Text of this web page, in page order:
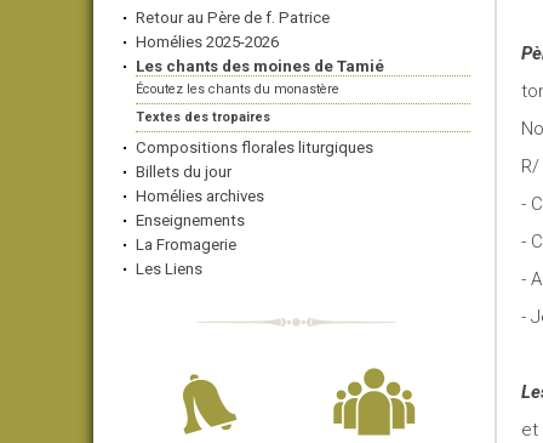
Retour au Père de f. Patrice
Homélies 2025-2026
Les chants des moines de Tamié
Écoutez les chants du monastère
Textes des tropaires
Compositions florales liturgiques
Billets du jour
Homélies archives
Enseignements
La Fromagerie
Les Liens
R/
-
-
-
-
et